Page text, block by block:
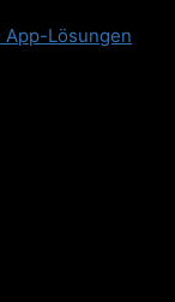
Lösungen